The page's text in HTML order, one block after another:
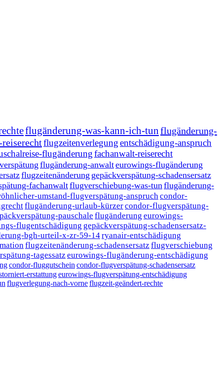
flugänderung-was-kann-ich-tun flugänderung-
flugzeitenverlegungentschädigung-anspruch
flugänderungfachanwalt-reiserecht
flugänderung-anwalteurowings-flugänderung
flugzeitenänderung gepäckverspätung-schadensersatz
fachanwaltflugverschiebung-was-tun flugänderung-
umstand-flugverspätung-anspruch condor-
flugänderung-urlaub-kürzercondor-flugverspätung-
pauschale flugänderung eurowings-
flugentschädigung gepäckverspätung-schadensersatz-
bgh-urteil-x-zr-59-14ryanair-entschädigung
flugzeitenänderung-schadensersatz flugverschiebung
tagessatz eurowings-flugänderung-entschädigung
condor-fluggutschein condor-flugverspätung-schadensersatz
erstattungeurowings-flugverspätung-entschädigung
flugverlegung-nach-vorneflugzeit-geändert-rechte